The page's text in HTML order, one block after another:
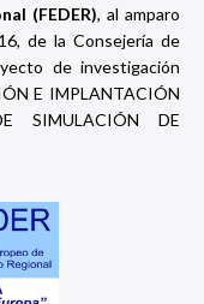
(FEDER), al amparo
de la Consejería de
de investigación
E IMPLANTACIÓN
SIMULACIÓN DE